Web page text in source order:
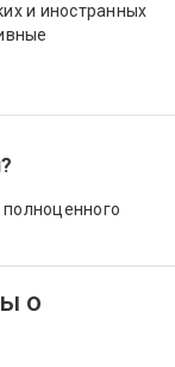
и иностранных
о